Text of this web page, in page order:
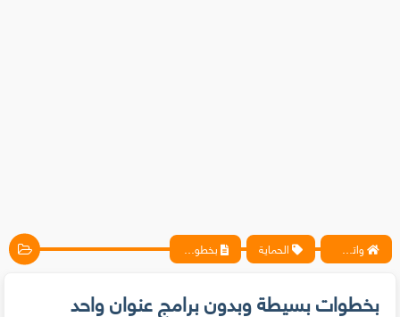
واتس آب ، فيسبوك ، أنترنت ، شروحات تقنية حصرية - المحترف الحماية بخطوات بسيطة وبدون برامج عنوان واحد سيحمي أسرتك من مخاطر المواقع الاباحية
بخطوات بسيطة وبدون برامج عنوان واحد